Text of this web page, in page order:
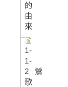
的
由
來
1-
1-
2 鶯
歌